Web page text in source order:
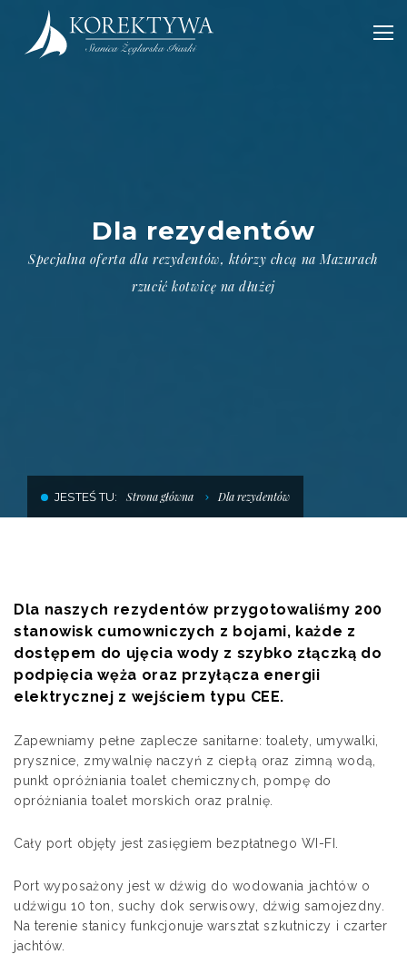
PORT KOREKTYWA
DLA REZYDENTÓW
USŁUGI SZKUTNICZE
Dla rezydentów
Specjalna oferta dla rezydentów, którzy chcą na Mazurach
rzucić kotwicę na dłużej
JESTEŚ TU: Strona główna Dla rezydentów
Dla naszych rezydentów przygotowaliśmy 200
stanowisk cumowniczych z bojami, każde z
dostępem do ujęcia wody z szybko złączką do
podpięcia węża oraz przyłącza energii
elektrycznej z wejściem typu CEE.
Zapewniamy pełne zaplecze sanitarne: toalety, umywalki,
prysznice, zmywalnię naczyń z ciepłą oraz zimną wodą,
punkt opróżniania toalet chemicznych, pompę do
opróżniania toalet morskich oraz pralnię.
Cały port objęty jest zasięgiem bezpłatnego WI-FI.
Port wyposażony jest w dźwig do wodowania jachtów o
udźwigu 10 ton, suchy dok serwisowy, dźwig samojezdny.
Na terenie stanicy funkcjonuje warsztat szkutniczy i czarter
jachtów.